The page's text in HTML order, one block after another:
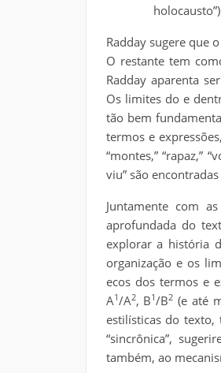
holocausto”)
Radday sugere que
O restante tem
Radday aparenta
Os limites do e
tão bem
termos e
“montes,” “rapaz,”
viu” são
Juntamente com
aprofundada do
explorar a história
organização e os
ecos dos termos e
A1/A2, B1/B2 (e até
estilísticas do
“sincrônica”,
também, ao